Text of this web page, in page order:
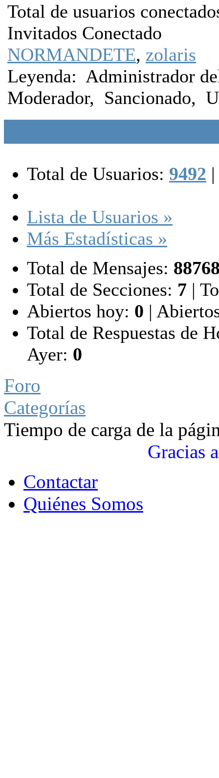
Total de usuarios
Invitados Conectado
NORMANDETE, zolaris
Leyenda: Administrador
Moderador, Sancionado,
Total de Usuarios: 9492 |
Lista de Usuarios »
Más Estadísticas »
Total de Mensajes:
Total de Secciones: 7 |
Abiertos hoy: 0 |
Total de Respuestas de
Ayer: 0
Foro
Categorías
Tiempo de carga de la
Gracias a
Contactar
Quiénes Somos